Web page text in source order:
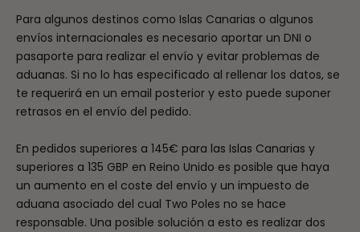
Para algunos destinos como Islas Canarias o algunos
envíos internacionales es necesario aportar un DNI o
pasaporte para realizar el envío y evitar problemas de
aduanas. Si no lo has especificado al rellenar los datos, se
te requerirá en un email posterior y esto puede suponer
retrasos en el envío del pedido.
En pedidos superiores a 145€ para las Islas Canarias y
superiores a 135 GBP en Reino Unido es posible que haya
un aumento en el coste del envío y un impuesto de
aduana asociado del cual Two Poles no se hace
responsable. Una posible solución a esto es realizar dos